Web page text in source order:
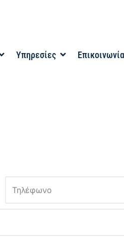
Υπηρεσίες Επικοινωνία